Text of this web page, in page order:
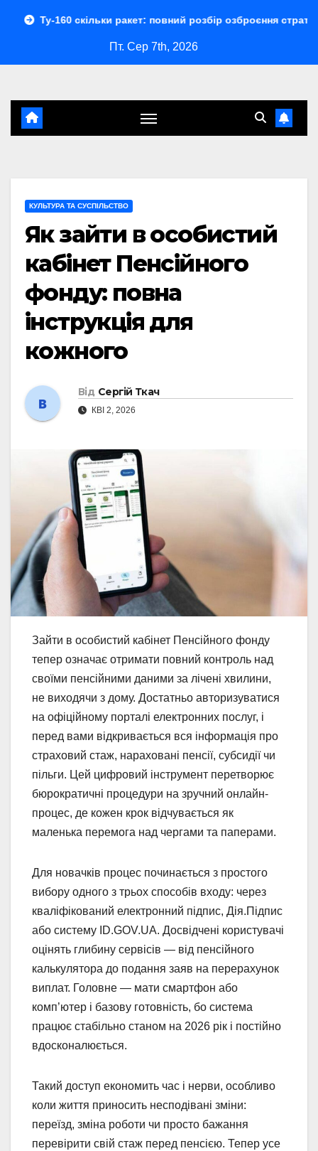
ракет: повний розбір озброєння стратегічного
Пт. Сер 7th, 2026
КУЛЬТУРА ТА СУСПІЛЬСТВО
Як зайти в особистий
кабінет Пенсійного
фонду: повна
інструкція для
кожного
Від Сергій Ткач
КВІ 2, 2026
Зайти в особистий кабінет Пенсійного фонду
тепер означає отримати повний контроль над
своїми пенсійними даними за лічені хвилини,
не виходячи з дому. Достатньо авторизуватися
на офіційному порталі електронних послуг, і
перед вами відкривається вся інформація про
страховий стаж, нараховані пенсії, субсидії чи
пільги. Цей цифровий інструмент перетворює
бюрократичні процедури на зручний онлайн-
процес, де кожен крок відчувається як
маленька перемога над чергами та паперами.
Для новачків процес починається з простого
вибору одного з трьох способів входу: через
кваліфікований електронний підпис, Дія.Підпис
або систему ID.GOV.UA. Досвідчені користувачі
оцінять глибину сервісів — від пенсійного
калькулятора до подання заяв на перерахунок
виплат. Головне — мати смартфон або
комп’ютер і базову готовність, бо система
працює стабільно станом на 2026 рік і постійно
вдосконалюється.
Такий доступ економить час і нерви, особливо
коли життя приносить несподівані зміни:
переїзд, зміна роботи чи просто бажання
перевірити свій стаж перед пенсією. Тепер усе